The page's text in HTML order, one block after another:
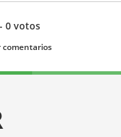
0 votos
comentarios